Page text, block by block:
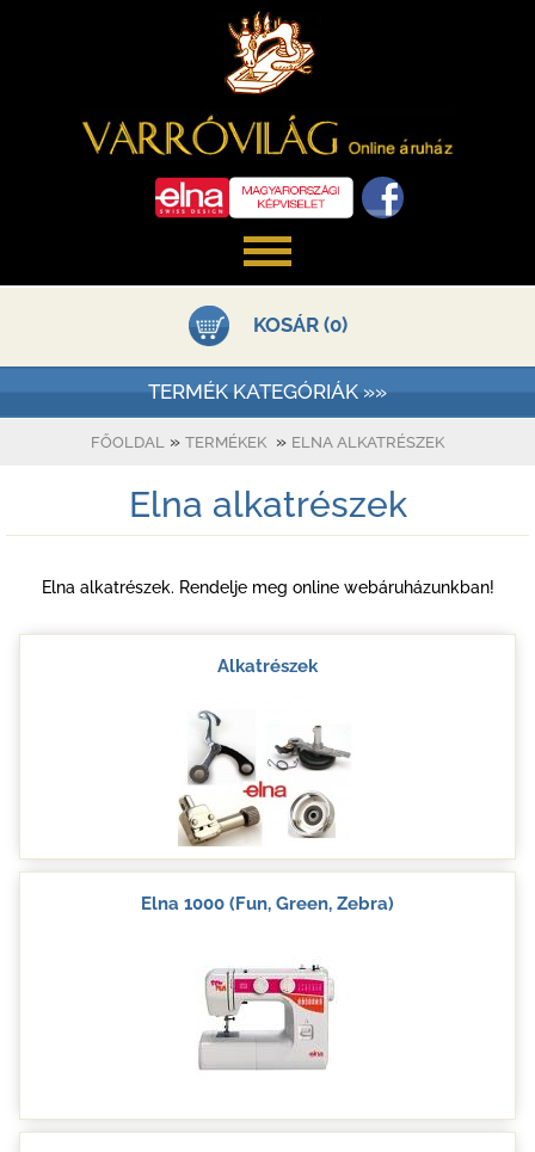
KOSÁR (0)
TERMÉK KATEGÓRIÁK »»
FŐOLDAL » TERMÉKEK » ELNA ALKATRÉSZEK
Elna alkatrészek
Elna alkatrészek. Rendelje meg online webáruházunkban!
Alkatrészek
Elna 1000 (Fun, Green, Zebra)